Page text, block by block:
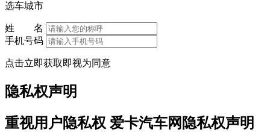
选车城市
姓 名
手机号码
点击立即获取即视为同意
隐私权声明
重视用户隐私权 爱卡汽车网隐私权声明